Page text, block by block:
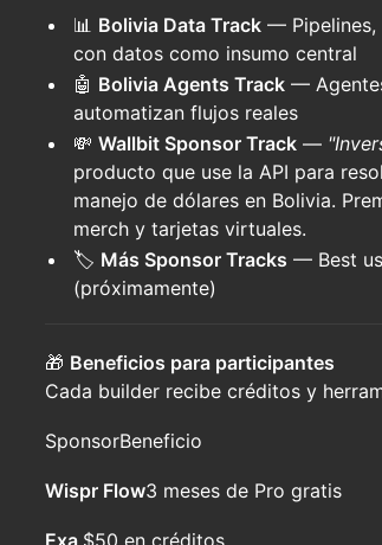
📊 Bolivia Data Track — Pipelines,
con datos como insumo central
🤖 Bolivia Agents Track —
automatizan flujos reales
💸 Wallbit Sponsor Track —
producto que use la API para
manejo de dólares en Bolivia.
merch y tarjetas virtuales.
🏷️ Más Sponsor Tracks — Best
(próximamente)
🎁 Beneficios para participantes
Cada builder recibe créditos y
SponsorBeneficio
Wispr Flow3 meses de Pro gratis
Exa $50 en créditos